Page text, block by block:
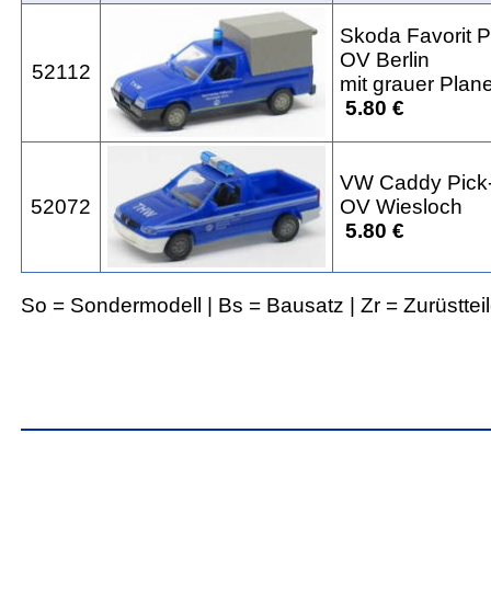
52112
Skoda Favorit
OV Berlin
mit grauer
5.80 €
52072
VW Caddy
OV Wiesloch
5.80 €
So = Sondermodell | Bs = Bausatz | Zr =